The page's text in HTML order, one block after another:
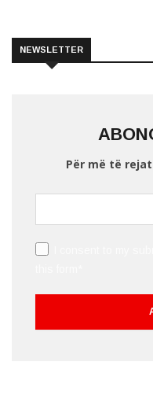
NEWSLETTER
Për më të